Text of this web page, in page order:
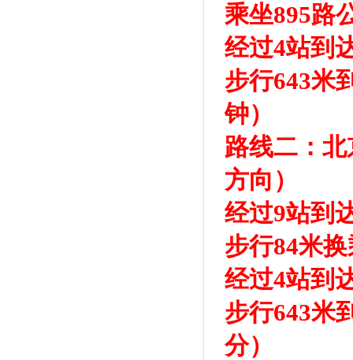
乘坐895路
经过4站到
步行643米
钟）
路线二：
方向）
经过9站到
步行84米
经过4站到
步行643米
分）